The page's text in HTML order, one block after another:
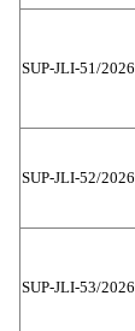
SUP-JLI-51/2026
SUP-JLI-52/2026
SUP-JLI-53/2026